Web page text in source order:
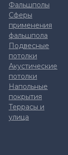
Фальшполы
Сферы
применения
фальшпола
Подвесные
потолки
Акустические
потолки
Напольные
покрытия
Террасы и
улица